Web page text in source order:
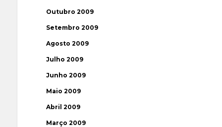
Outubro 2009
Setembro 2009
Agosto 2009
Julho 2009
Junho 2009
Maio 2009
Abril 2009
Março 2009